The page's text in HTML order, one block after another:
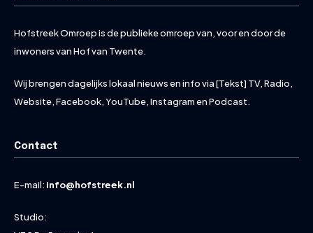
Hofstreek Omroep is de publieke omroep van, voor en door de
inwoners van Hof van Twente.
Wij brengen dagelijks lokaal nieuws en info via [Tekst] TV, Radio,
Website, Facebook, YouTube, Instagram en Podcast.
Contact
E-mail: info@hofstreek.nl
Studio: